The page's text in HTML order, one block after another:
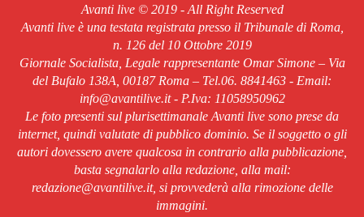
Avanti live © 2019 - All Right Reserved
Avanti live è una testata registrata presso il Tribunale di Roma,
n. 126 del 10 Ottobre 2019
Giornale Socialista, Legale rappresentante Omar Simone – Via
del Bufalo 138A, 00187 Roma – Tel.06. 8841463 - Email:
info@avantilive.it - P.Iva: 11058950962
Le foto presenti sul plurisettimanale Avanti live sono prese da
internet, quindi valutate di pubblico dominio. Se il soggetto o gli
autori dovessero avere qualcosa in contrario alla pubblicazione,
basta segnalarlo alla redazione, alla mail:
redazione@avantilive.it, si provvederà alla rimozione delle
immagini.